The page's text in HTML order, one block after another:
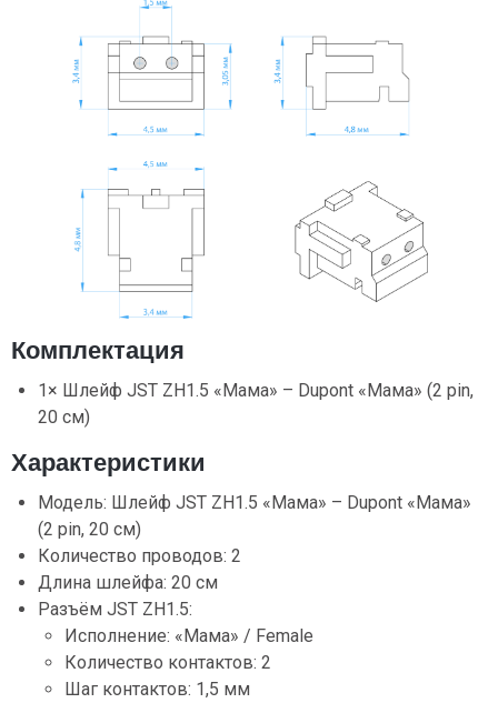
Комплектация
1× Шлейф JST ZH1.5 «Мама» – Dupont «Мама» (2 pin,
20 см)
Характеристики
Модель: Шлейф JST ZH1.5 «Мама» – Dupont «Мама»
(2 pin, 20 см)
Количество проводов: 2
Длина шлейфа: 20 см
Разъём JST ZH1.5:
Исполнение: «Мама» / Female
Количество контактов: 2
Шаг контактов: 1,5 мм